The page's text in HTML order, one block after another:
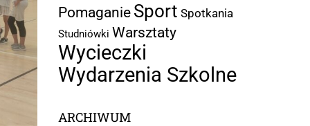
Pomaganie Sport Spotkania
Studniówki Warsztaty
Wycieczki
Wydarzenia Szkolne
ARCHIWUM